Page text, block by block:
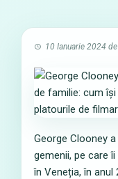
10 Ianuarie 2024 de
George Clooney
gemenii, pe care
în Veneția, în anul